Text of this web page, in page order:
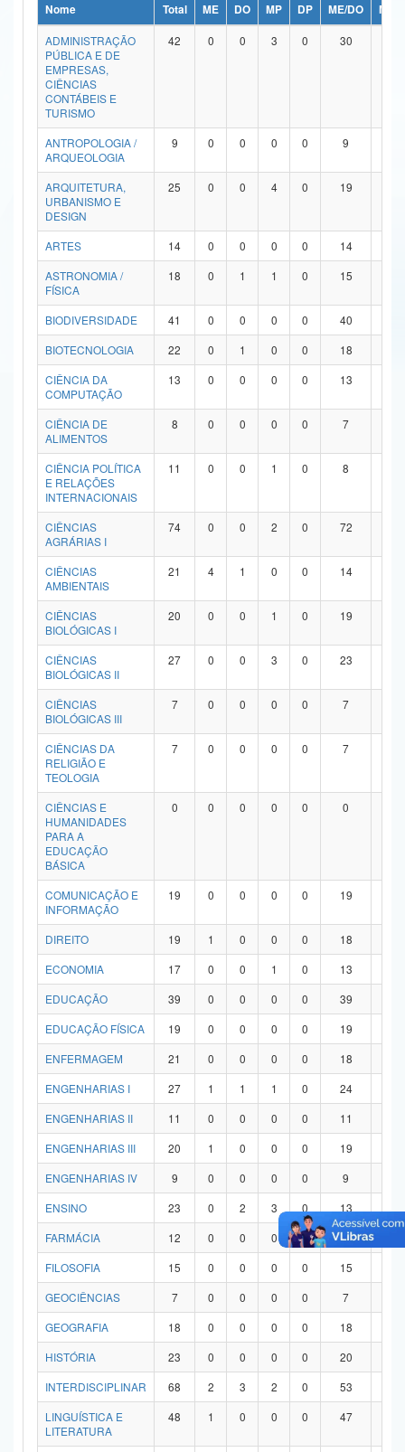
Ministério da Ciência, Tecnologia, Inovações e Comunicações
Ministério do Meio Ambiente
Ministério do Turismo
Ministério do Desenvolvimento Regional
Controladoria-Geral da União
Ministério da Mulher, da Família e dos Direitos Humanos
Secretaria de Governo
Advocacia-Geral da União
Banco Central do Brasil
Nome Total ME DO MP DP ME/DO
MP/
ADMINISTRAÇÃO
PÚBLICA E DE
EMPRESAS,
CIÊNCIAS
CONTÁBEIS E
TURISMO
42 0 0 3 0 30
ANTROPOLOGIA /
ARQUEOLOGIA
9 0 0 0 0 9
ARQUITETURA,
URBANISMO E
DESIGN
25 0 0 4 0 19
ARTES 14 0 0 0 0 14
ASTRONOMIA /
FÍSICA
18 0 1 1 0 15
BIODIVERSIDADE 41 0 0 0 0 40
BIOTECNOLOGIA
22 0 1 0 0 18
CIÊNCIA DA
COMPUTAÇÃO
13 0 0 0 0 13
CIÊNCIA DE
ALIMENTOS
8 0 0 0 0 7
CIÊNCIA POLÍTICA
E RELAÇÕES
INTERNACIONAIS
11 0 0 1 0 8
CIÊNCIAS
AGRÁRIAS I
74 0 0 2 0 72
CIÊNCIAS
AMBIENTAIS
21 4 1 0 0 14
CIÊNCIAS
BIOLÓGICAS I
20 0 0 1 0 19
CIÊNCIAS
BIOLÓGICAS II
27 0 0 3 0 23
CIÊNCIAS
BIOLÓGICAS III
7 0 0 0 0 7
CIÊNCIAS DA
RELIGIÃO E
TEOLOGIA
7 0 0 0 0 7
CIÊNCIAS E
HUMANIDADES
PARA A
EDUCAÇÃO
BÁSICA
0 0 0 0 0 0
COMUNICAÇÃO E
INFORMAÇÃO
19 0 0 0 0 19
DIREITO 19 1 0 0 0 18
ECONOMIA
17 0 0 1 0 13
EDUCAÇÃO
39 0 0 0 0 39
EDUCAÇÃO FÍSICA
19 0 0 0 0 19
ENFERMAGEM
21 0 0 0 0 18
ENGENHARIAS I
27 1 1 1 0 24
ENGENHARIAS II
11 0 0 0 0 11
ENGENHARIAS III
20 1 0 0 0 19
ENGENHARIAS IV
9 0 0 0 0 9
ENSINO
23 0 2 3 0 13
FARMÁCIA
12 0 0 0 0 12
FILOSOFIA
15 0 0 0 0 15
GEOCIÊNCIAS
7 0 0 0 0 7
GEOGRAFIA
18 0 0 0 0 18
HISTÓRIA
23 0 0 0 0 20
INTERDISCIPLINAR
68 2 3 2 0 53
LINGUÍSTICA E
LITERATURA
48 1 0 0 0 47